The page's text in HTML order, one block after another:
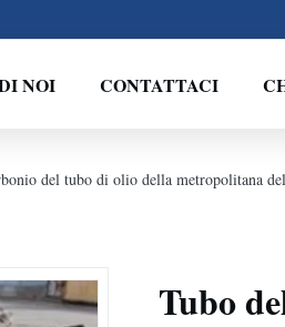
NOI CONTATTACI
del tubo di olio della metropolitana
Tubo